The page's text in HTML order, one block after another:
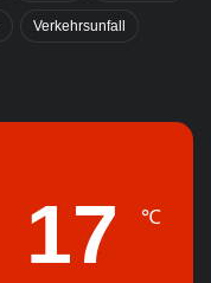
Verkehrsunfall
17 ℃